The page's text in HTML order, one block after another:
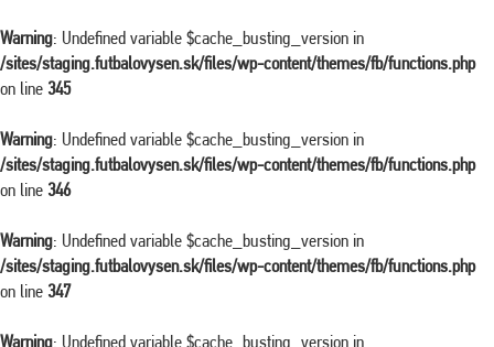
Warning: Undefined variable $cache_busting_version in
/sites/staging.futbalovysen.sk/files/wp-content/themes/fb/functions.php
on line 345
Warning: Undefined variable $cache_busting_version in
/sites/staging.futbalovysen.sk/files/wp-content/themes/fb/functions.php
on line 346
Warning: Undefined variable $cache_busting_version in
/sites/staging.futbalovysen.sk/files/wp-content/themes/fb/functions.php
on line 347
Warning: Undefined variable $cache_busting_version in